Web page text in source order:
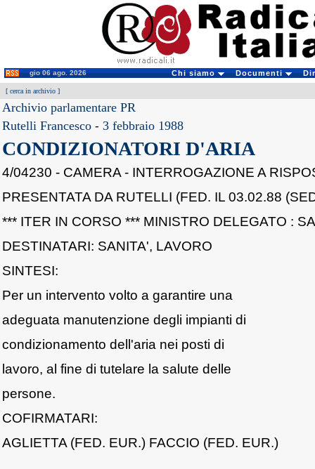
gio 06 ago. 2026 Chi siamo Documenti
[ cerca in archivio ]
Archivio parlamentare PR
Rutelli Francesco - 3 febbraio 1988
CONDIZIONATORI D'ARIA
4/04230 - CAMERA - INTERROGAZIONE A
PRESENTATA DA RUTELLI (FED. IL 03.02.88
*** ITER IN CORSO *** MINISTRO DELEGATO :
DESTINATARI: SANITA', LAVORO
SINTESI:
Per un intervento volto a garantire una
adeguata manutenzione degli impianti di
condizionamento dell'aria nei posti di
lavoro, al fine di tutelare la salute delle
persone.
COFIRMATARI:
AGLIETTA (FED. EUR.) FACCIO (FED. EUR.)